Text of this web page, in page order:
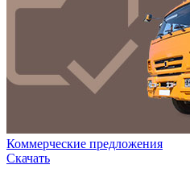
Коммерческие предложения
Скачать